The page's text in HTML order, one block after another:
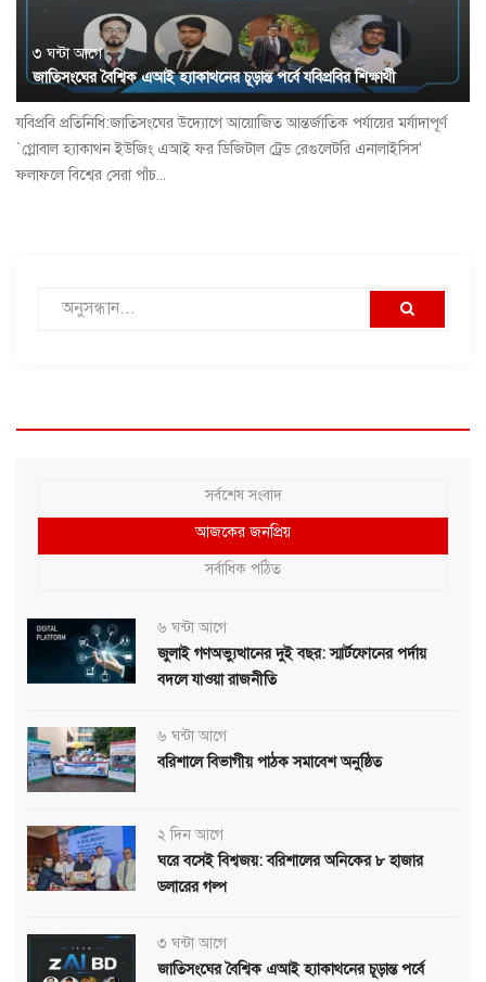
৩ ঘন্টা আগে
জাতিসংঘের বৈশ্বিক এআই হ্যাকাথনের চূড়ান্ত পর্বে যবিপ্রবির শিক্ষার্থী
যবিপ্রবি প্রতিনিধি:জাতিসংঘের উদ্যোগে আয়োজিত আন্তর্জাতিক পর্যায়ের মর্যাদাপূর্ণ
`গ্লোবাল হ্যাকাথন ইউজিং এআই ফর ডিজিটাল ট্রেড রেগুলেটরি এনালাইসিস'
ফলাফলে বিশ্বের সেরা পাঁচ...
সর্বশেষ সংবাদ
আজকের জনপ্রিয়
সর্বাধিক পঠিত
৬ ঘন্টা আগে
জুলাই গণঅভ্যুত্থানের দুই বছর: স্মার্টফোনের পর্দায়
বদলে যাওয়া রাজনীতি
৬ ঘন্টা আগে
বরিশালে বিভাগীয় পাঠক সমাবেশ অনুষ্ঠিত
২ দিন আগে
ঘরে বসেই বিশ্বজয়: বরিশালের অনিকের ৮ হাজার
ডলারের গল্প
৩ ঘন্টা আগে
জাতিসংঘের বৈশ্বিক এআই হ্যাকাথনের চূড়ান্ত পর্বে